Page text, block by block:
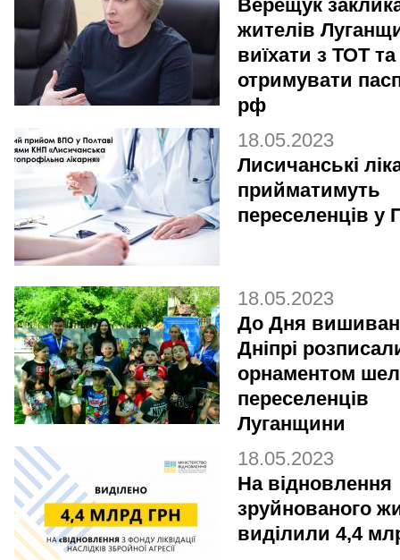
Верещук
жителів
виїхати з ТОТ
отримувати
рф
18.05.2023
Лисичанські
прийматимуть
переселенців у
18.05.2023
До Дня
Дніпрі
орнаментом
переселенців
Луганщини
18.05.2023
На відновлення
зруйнованого
виділили 4,4